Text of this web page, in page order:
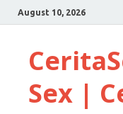
August 10, 2026
Sex |